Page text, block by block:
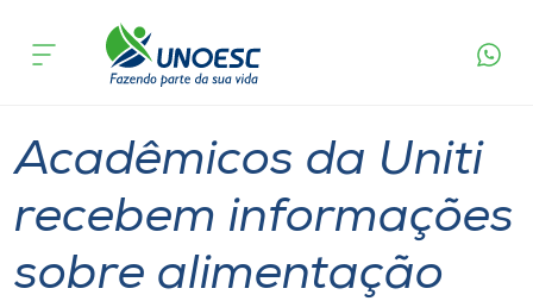
Cursos
Atendimento ao Estudante
acontece
Acadêmicos da Uniti
recebem informações
sobre alimentação